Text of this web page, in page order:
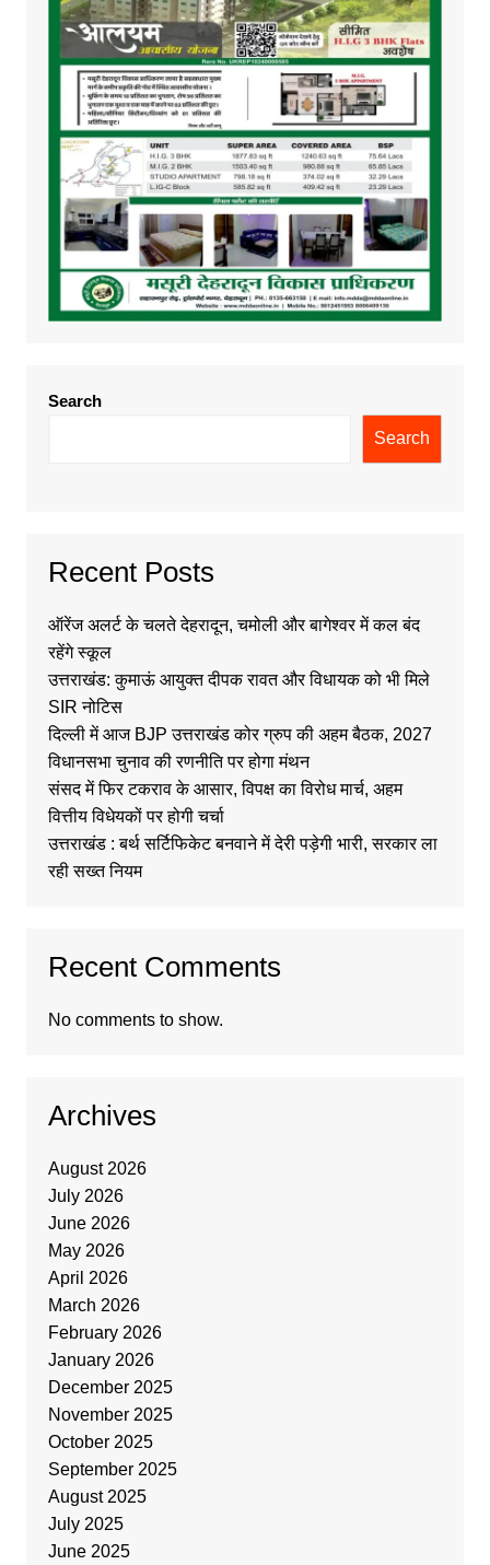
Search
Search
Recent Posts
ऑरेंज अलर्ट के चलते देहरादून, चमोली और बागेश्वर में कल बंद
रहेंगे स्कूल
उत्तराखंड: कुमाऊं आयुक्त दीपक रावत और विधायक को भी मिले
SIR नोटिस
दिल्ली में आज BJP उत्तराखंड कोर ग्रुप की अहम बैठक, 2027
विधानसभा चुनाव की रणनीति पर होगा मंथन
संसद में फिर टकराव के आसार, विपक्ष का विरोध मार्च, अहम
वित्तीय विधेयकों पर होगी चर्चा
उत्तराखंड : बर्थ सर्टिफिकेट बनवाने में देरी पड़ेगी भारी, सरकार ला
रही सख्त नियम
Recent Comments
No comments to show.
Archives
August 2026
July 2026
June 2026
May 2026
April 2026
March 2026
February 2026
January 2026
December 2025
November 2025
October 2025
September 2025
August 2025
July 2025
June 2025